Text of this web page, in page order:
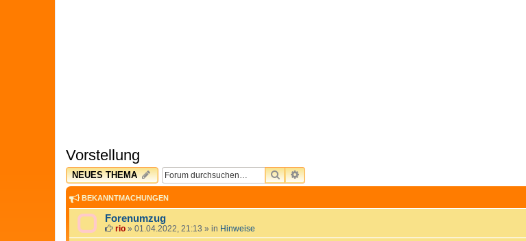
Vorstellung
NEUES THEMA SUCHEERWEITERTE SUCHE
BEKANNTMACHUNGEN
Forenumzug
rio » 01.04.2022, 21:13 » in Hinweise